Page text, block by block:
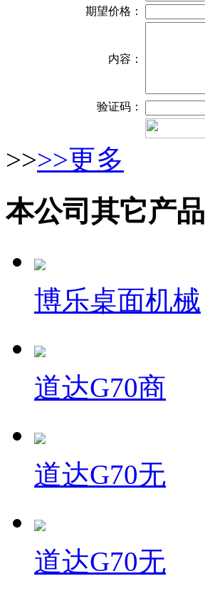
期望价格：
内容：
验证码：
>>>>更多
本公司其它产品
博乐桌面机械
道达G70商
道达G70无
道达G70无